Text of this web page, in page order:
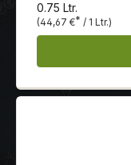
0.75 Ltr.
(44,67 €* / 1 Ltr.)